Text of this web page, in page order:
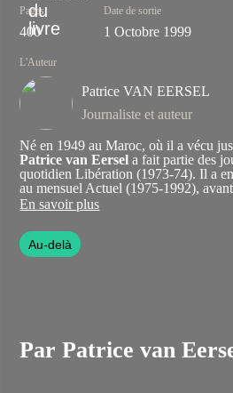
Pages
400
Date de sortie
1 Octobre 1999
L'Auteur
Patrice VAN EERSEL
Journaliste et auteur
Né en 1949 au Maroc, où il a vécu
Patrice van Eersel a fait partie des
quotidien Libération (1973-74). Il a
au mensuel Actuel (1975-1992),
en chef des magazines Nouvelles
direction de la collection éponyme
(1993-2021).
Marié, père de quatre enfants et
d'une vingtaine d’ouvrages, dontLa
1986),
Le Cinquième Rêve(Grasset,
En savoir plus
Au-delà
Par Patrice van